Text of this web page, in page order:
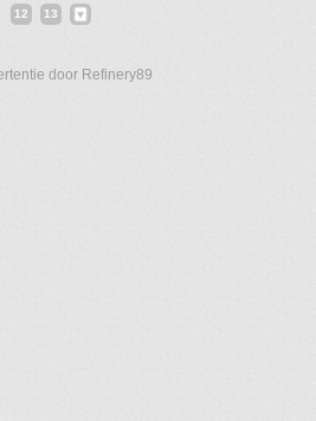
12 13
door Refinery89